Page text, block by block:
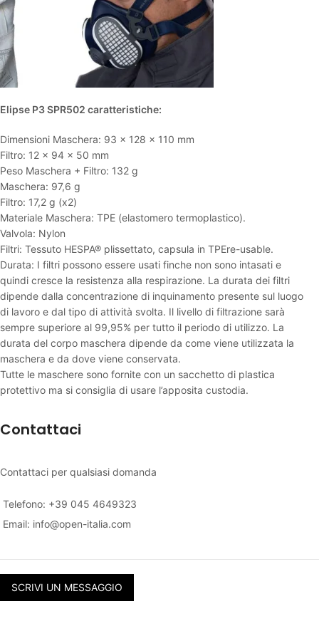
Elipse P3 SPR502 caratteristiche:
Dimensioni Maschera: 93 x 128 x 110 mm
Filtro: 12 x 94 x 50 mm
Peso Maschera + Filtro: 132 g
Maschera: 97,6 g
Filtro: 17,2 g (x2)
Materiale Maschera: TPE (elastomero termoplastico).
Valvola: Nylon
Filtri: Tessuto HESPA® plissettato, capsula in TPEre-usable.
Durata: I filtri possono essere usati finche non sono intasati e
quindi cresce la resistenza alla respirazione. La durata dei filtri
dipende dalla concentrazione di inquinamento presente sul luogo
di lavoro e dal tipo di attività svolta. Il livello di filtrazione sarà
sempre superiore al 99,95% per tutto il periodo di utilizzo. La
durata del corpo maschera dipende da come viene utilizzata la
maschera e da dove viene conservata.
Tutte le maschere sono fornite con un sacchetto di plastica
protettivo ma si consiglia di usare l’apposita custodia.
Contattaci
Contattaci per qualsiasi domanda
SCRIVI UN MESSAGGIO
Telefono: +39 045 4649323
Email: info@open-italia.com